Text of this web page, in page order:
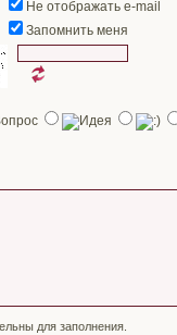
Не отображать e-mail
Запомнить меня
для заполнения.